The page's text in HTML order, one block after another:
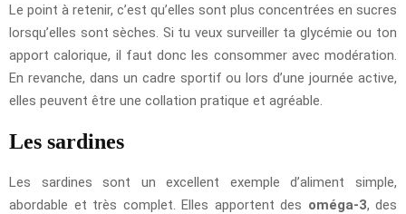
Le point à retenir, c’est qu’elles sont plus concentrées en sucres
lorsqu’elles sont sèches. Si tu veux surveiller ta glycémie ou ton
apport calorique, il faut donc les consommer avec modération.
En revanche, dans un cadre sportif ou lors d’une journée active,
elles peuvent être une collation pratique et agréable.
Les sardines
Les sardines sont un excellent exemple d’aliment simple,
abordable et très complet. Elles apportent des oméga-3, des